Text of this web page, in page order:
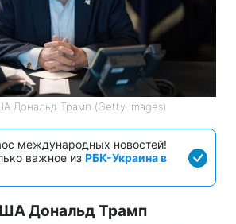
Дональд Трамп (Getty Images)
международных новостей!
важное из РБК-Украина в
Дональд Трамп